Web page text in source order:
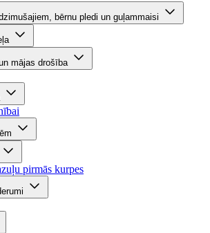
bērnu pledi un guļammaisi
mājas drošība
pirmās kurpes